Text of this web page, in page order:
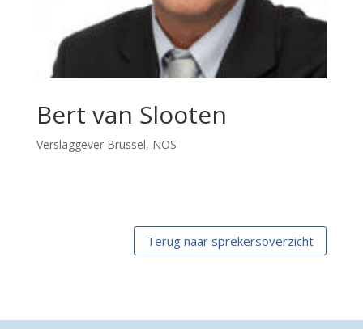
Bert van Slooten
Verslaggever Brussel, NOS
Terug naar sprekersoverzicht